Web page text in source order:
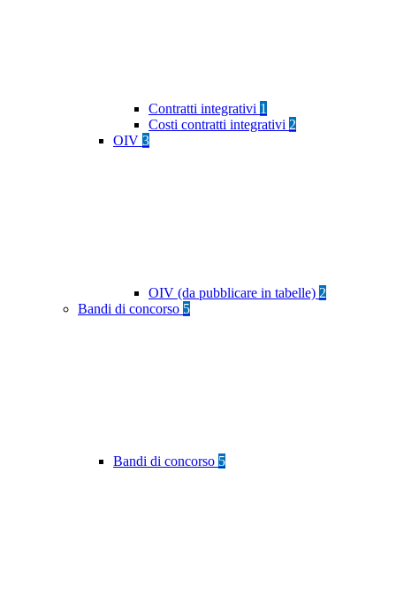
Contratti integrativi 1
Costi contratti integrativi 2
OIV 3
OIV (da pubblicare in tabelle) 2
Bandi di concorso 5
Bandi di concorso 5